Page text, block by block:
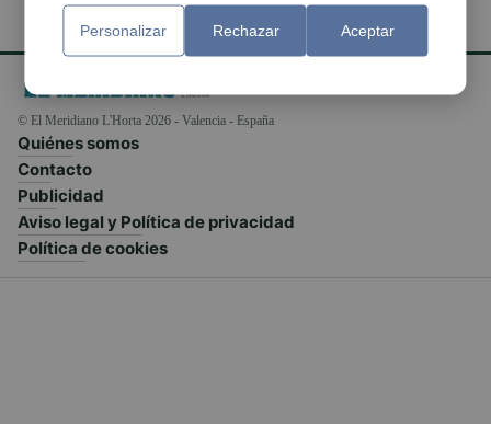
© El Meridiano L'Horta 2026 - Valencia - España
Quiénes somos
Contacto
Publicidad
Aviso legal y Política de privacidad
Política de cookies
Personalizar Rechazar Aceptar